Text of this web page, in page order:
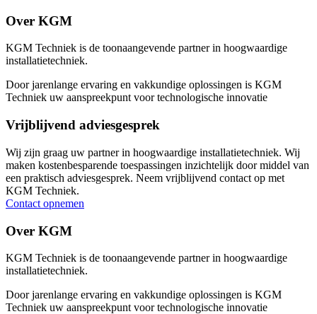
Over KGM
KGM Techniek is de toonaangevende partner in hoogwaardige
installatietechniek.
Door jarenlange ervaring en vakkundige oplossingen is KGM
Techniek uw aanspreekpunt voor technologische innovatie
Vrijblijvend adviesgesprek
Wij zijn graag uw partner in hoogwaardige installatietechniek. Wij
maken kostenbesparende toespassingen inzichtelijk door middel van
een praktisch adviesgesprek. Neem vrijblijvend contact op met
KGM Techniek.
Contact opnemen
Over KGM
KGM Techniek is de toonaangevende partner in hoogwaardige
installatietechniek.
Door jarenlange ervaring en vakkundige oplossingen is KGM
Techniek uw aanspreekpunt voor technologische innovatie